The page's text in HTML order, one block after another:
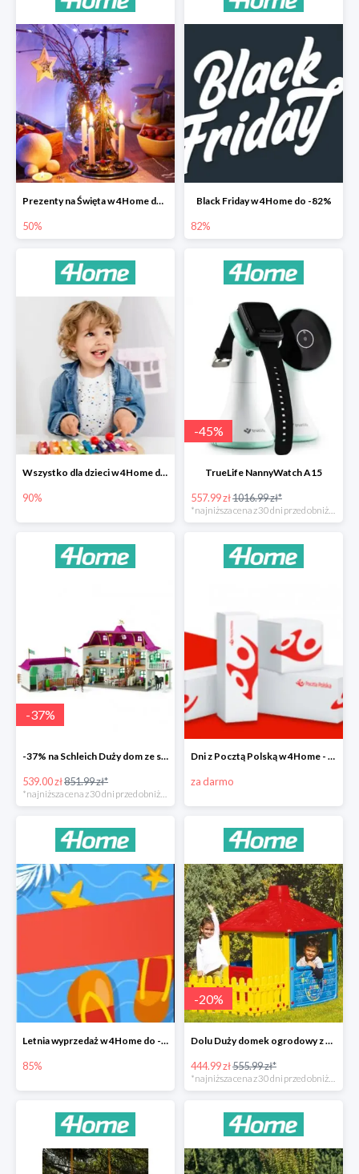
Prezenty na Święta w 4Home do -50%
50%
Black Friday w 4Home do -82%
82%
Wszystko dla dzieci w 4Home do -90%
90%
-45%
TrueLife NannyWatch A15
557.99 zł1016.99 zł*
-37%
-37% na Schleich Duży dom ze stajnią i akcesoriami 96 cm
539.00 zł851.99 zł*
*najniższa cena z 30 dni przed obniżką
Dni z Pocztą Polską w 4Home - darmowa dostawa
za darmo
Letnia wyprzedaż w 4Home do -85%
85%
-20%
Dolu Duży domek ogrodowy z płotem -20%
444.99 zł555.99 zł*